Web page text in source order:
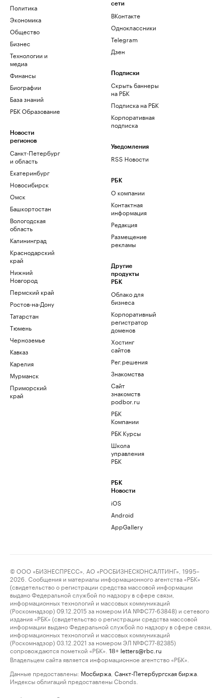
Политика
Экономика
Общество
Бизнес
Технологии и
медиа
Финансы
Биографии
База знаний
РБК Образование
Новости
регионов
Санкт-Петербург
и область
Екатеринбург
Новосибирск
Омск
Башкортостан
Вологодская
область
Калининград
Краснодарский
край
Нижний
Новгород
Пермский край
Ростов-на-Дону
Татарстан
Тюмень
Черноземье
Кавказ
Карелия
Мурманск
Приморский
край
сети
ВКонтакте
Одноклассники
Telegram
Дзен
Подписки
Скрыть баннеры
на РБК
Подписка на РБК
Корпоративная
подписка
Уведомления
RSS Новости
РБК
О компании
Контактная
информация
Редакция
Размещение
рекламы
Другие
продукты
РБК
Облако для
бизнеса
Корпоративный
регистратор
доменов
Хостинг
сайтов
Рег.решения
Знакомства
Сайт
знакомств
podbor.ru
РБК
Компании
РБК Курсы
Школа
управления
РБК
РБК
Новости
iOS
Android
AppGallery
© ООО «БИЗНЕСПРЕСС», АО «РОСБИЗНЕСКОНСАЛТИНГ», 1995–
2026. Сообщения и материалы информационного агентства «РБК»
(свидетельство о регистрации средства массовой информации
выдано Федеральной службой по надзору в сфере связи,
информационных технологий и массовых коммуникаций
(Роскомнадзор) 09.12.2015 за номером ИА №ФС77-63848) и сетевого
издания «РБК» (свидетельство о регистрации средства массовой
информации выдано Федеральной службой по надзору в сфере связи,
информационных технологий и массовых коммуникаций
(Роскомнадзор) 03.12.2021 за номером ЭЛ №ФС77-82385)
сопровождаются пометкой «РБК».
18+ letters@rbc.ru
Владельцем сайта является информационное агентство «РБК».
Данные предоставлены: Мосбиржа Санкт-Петербургская биржа
Индексы облигаций предоставлены Cbonds.